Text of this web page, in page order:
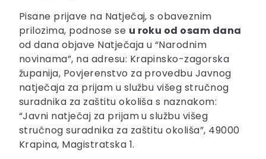
Pisane prijave na Natječaj, s obaveznim
prilozima, podnose se u roku od osam dana
od dana objave Natječaja u “Narodnim
novinama”, na adresu: Krapinsko-zagorska
županija, Povjerenstvo za provedbu Javnog
natječaja za prijam u službu višeg stručnog
suradnika za zaštitu okoliša s naznakom:
“Javni natječaj za prijam u službu višeg
stručnog suradnika za zaštitu okoliša”, 49000
Krapina, Magistratska 1.